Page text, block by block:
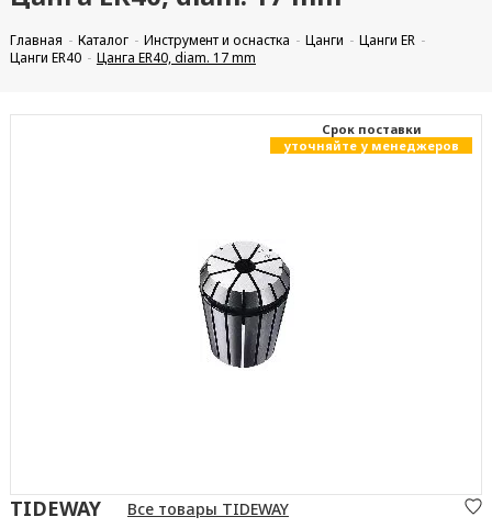
Главная Каталог Инструмент и оснастка Цанги
Цанги ER
Цанги ER40
Цанга ER40, diam. 17 mm
Cрок поставки
уточняйте у менеджеров
TIDEWAY Все товары TIDEWAY